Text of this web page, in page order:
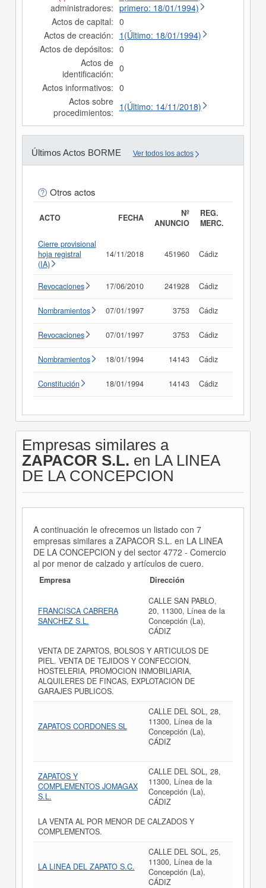
administradores: primero: 18/01/1994)
Actos de capital: 0
Actos de creación: 1(Último: 18/01/1994)
Actos de depósitos: 0
Actos de
identificación: 0
Actos informativos: 0
Actos sobre
procedimientos: 1(Último: 14/11/2018)
Últimos Actos BORME Ver todos los actos
Otros actos
ACTO FECHA
Nº
ANUNCIO
REG.
MERC.
Cierre provisional
hoja registral
(IA)
14/11/2018 451960 Cádiz
Revocaciones 17/06/2010 241928 Cádiz
Nombramientos 07/01/1997 3753 Cádiz
Revocaciones 07/01/1997 3753 Cádiz
Nombramientos 18/01/1994 14143 Cádiz
Constitución 18/01/1994 14143 Cádiz
Empresas similares a
ZAPACOR S.L. en LA LINEA
DE LA CONCEPCION
A continuación le ofrecemos un listado con 7
empresas similares a ZAPACOR S.L. en LA LINEA
DE LA CONCEPCION y del sector 4772 - Comercio
al por menor de calzado y artículos de cuero.
Empresa Dirección
FRANCISCA CABRERA
SANCHEZ S.L.
CALLE SAN PABLO,
20, 11300, Línea de la
Concepción (La),
CÁDIZ
VENTA DE ZAPATOS, BOLSOS Y ARTICULOS DE
PIEL. VENTA DE TEJIDOS Y CONFECCION,
HOSTELERIA, PROMOCION INMOBILIARIA,
ALQUILERES DE FINCAS, EXPLOTACION DE
GARAJES PUBLICOS.
ZAPATOS CORDONES SL
CALLE DEL SOL, 28,
11300, Línea de la
Concepción (La),
CÁDIZ
ZAPATOS Y
COMPLEMENTOS JOMAGAX
S.L.
CALLE DEL SOL, 28,
11300, Línea de la
Concepción (La),
CÁDIZ
LA VENTA AL POR MENOR DE CALZADOS Y
COMPLEMENTOS.
LA LINEA DEL ZAPATO S.C.
CALLE DEL SOL, 25,
11300, Línea de la
Concepción (La),
CÁDIZ